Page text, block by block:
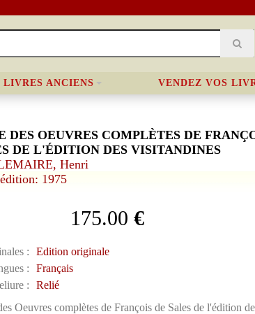
ANCIENS VENDEZ VOS
DES OEUVRES COMPLÈTES DE
DE L'ÉDITION DES VISITANDINES
Henri
1975
175.00 €
:
Edition originale
:
Français
:
Relié
Oeuvres complètes de François de Sales de l'édition